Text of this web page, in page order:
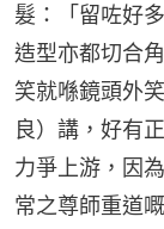
髮：「留咗好
造型亦都切合
笑就喺鏡頭外
良）講，好有
力爭上游，因
常之尊師重道